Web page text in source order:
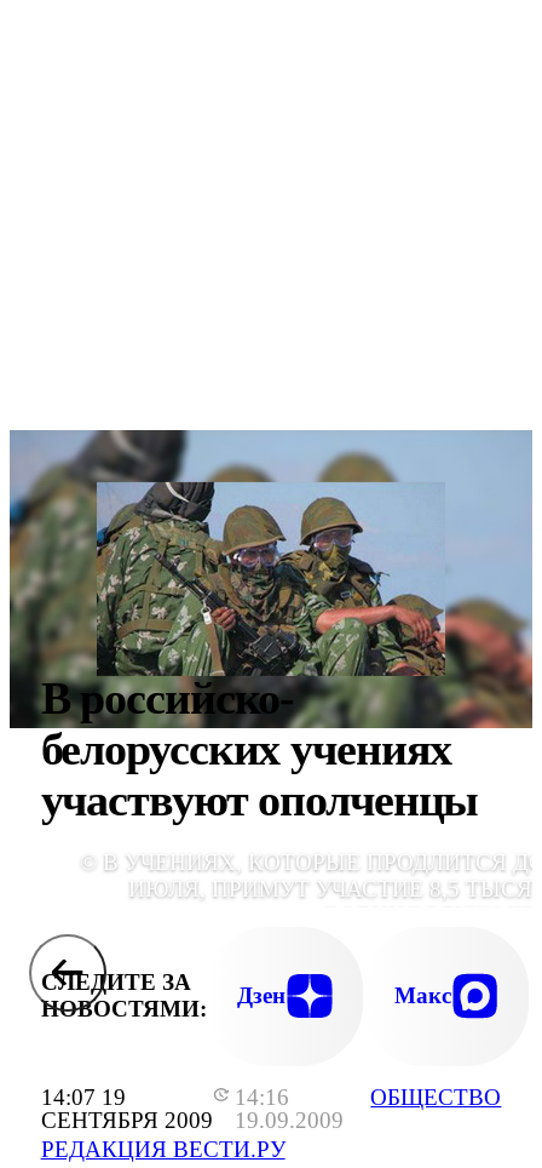
14:07 19
СЕНТЯБРЯ 2009
14:16
19.09.2009
РЕДАКЦИЯ ВЕСТИ.РУ
ОБЩЕСТВО
В российско-
белорусских учениях
участвуют ополченцы
© В УЧЕНИЯХ, КОТОРЫЕ ПРОДЛИТСЯ
ИЮЛЯ, ПРИМУТ УЧАСТИЕ 8,5
СЛЕДИТЕ ЗА
НОВОСТЯМИ:
Дзен Макс